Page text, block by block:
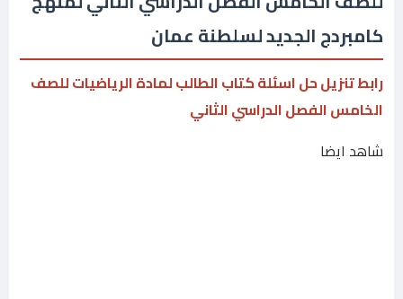
كامبردج الجديد لسلطنة عمان
رابط تنزيل حل اسئلة كتاب الطالب لمادة الرياضيات للصف
الخامس الفصل الدراسي الثاني
شاهد ايضا